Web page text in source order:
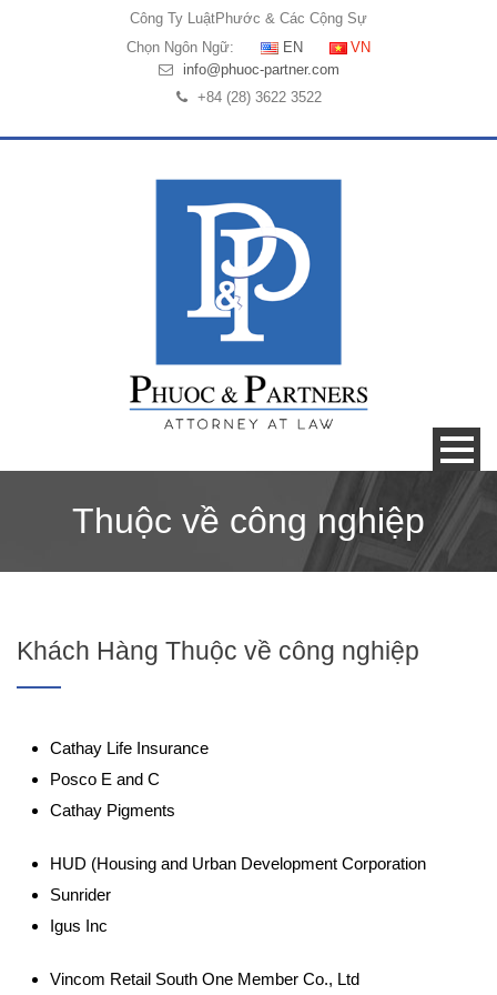
Công Ty LuậtPhước & Các Cộng Sự
Chọn Ngôn Ngữ:
EN
VN
info@phuoc-partner.com
+84 (28) 3622 3522
Thuộc về công nghiệp
Khách Hàng Thuộc về công nghiệp
Cathay Life Insurance
Posco E and C
Cathay Pigments
HUD (Housing and Urban Development Corporation
Sunrider
Igus Inc
Vincom Retail South One Member Co., Ltd